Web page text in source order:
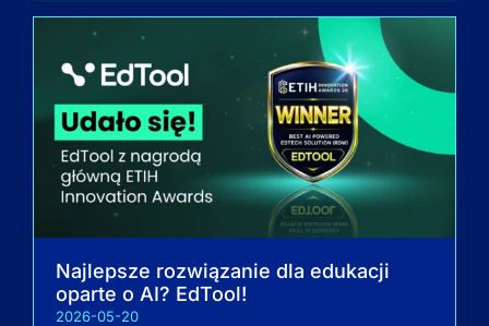
Najlepsze rozwiązanie dla edukacji
oparte o AI? EdTool!
2026-05-20